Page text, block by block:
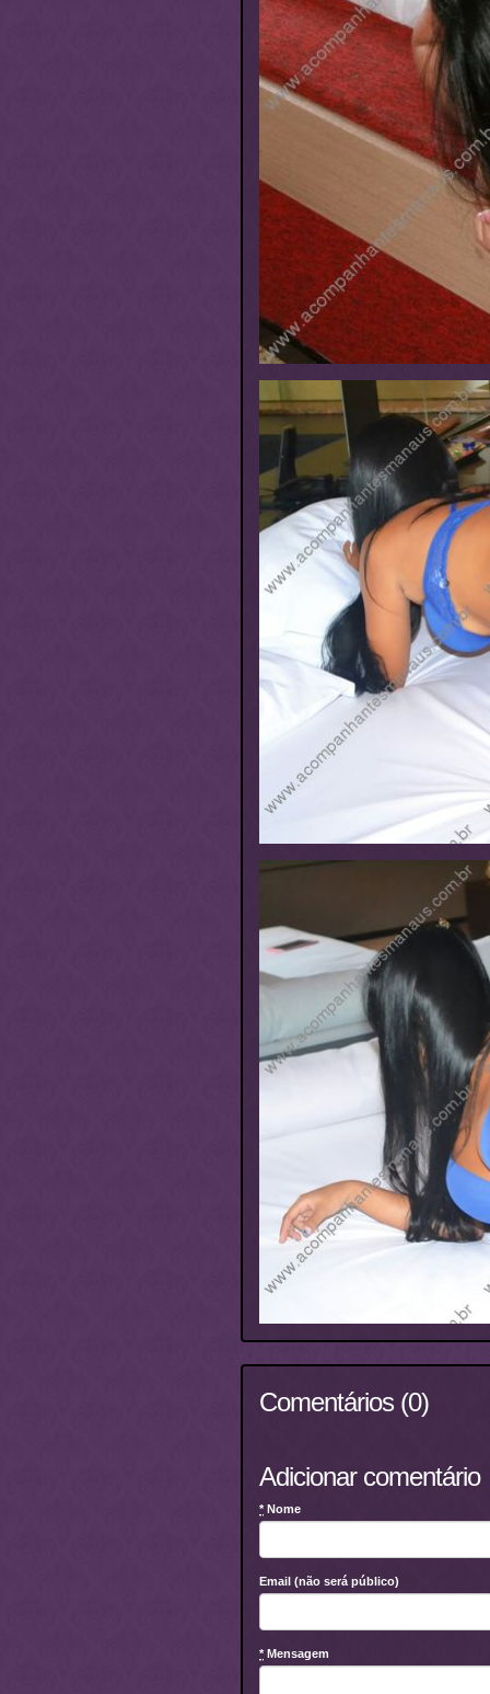
Comentários (0)
Adicionar comentário
*Nome
Email (não será público)
*Mensagem